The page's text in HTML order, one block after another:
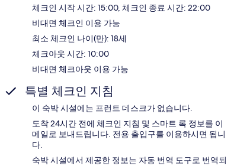
체크인 시작 시간: 15:00, 체크인 종료 시간: 22:00
비대면 체크인 이용 가능
최소 체크인 나이(만): 18세
체크아웃 시간: 10:00
비대면 체크아웃 이용 가능
특별 체크인 지침
이 숙박 시설에는 프런트 데스크가 없습니다.
도착 24시간 전에 체크인 지침 및 스마트 록 정보를 이
메일로 보내드립니다. 전용 출입구를 이용하시면 됩니
다.
숙박 시설에서 제공한 정보는 자동 번역 도구로 번역되